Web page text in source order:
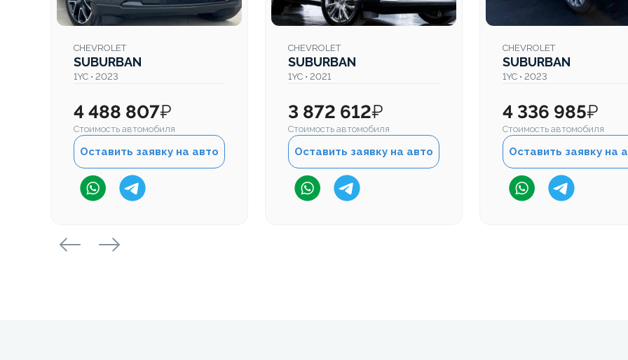
CHEVROLET
SUBURBAN
1YC • 2023
4 488 807₽
Стоимость автомобиля
Оставить заявку на авто
CHEVROLET
SUBURBAN
1YC • 2021
3 872 612₽
Стоимость автомобиля
Оставить заявку на авто
CHEVROLET
SUBURBAN
1YC • 2023
4 336 985₽
Стоимость автомобиля
Оставить заявку на